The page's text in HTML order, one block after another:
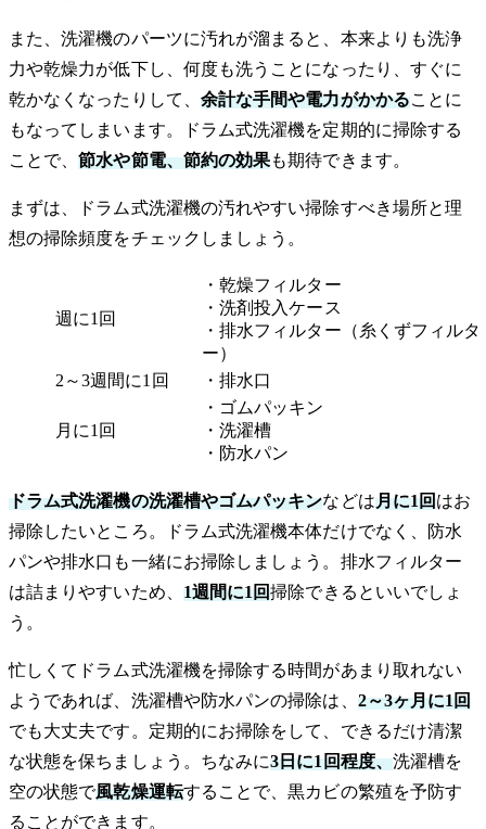
また、洗濯機のパーツに汚れが溜まると、本来よりも洗浄
力や乾燥力が低下し、何度も洗うことになったり、すぐに
乾かなくなったりして、 余計な手間や電力がかかることに
もなってしまいます。ドラム式洗濯機を定期的に掃除する
ことで、節水や節電、節約の効果も期待できます。
まずは、ドラム式洗濯機の汚れやすい掃除すべき場所と理
想の掃除頻度をチェックしましょう。
週に1回
・乾燥フィルター
・洗剤投入ケース
・排水フィルター（糸くずフィルタ
ー）
2～3週間に1回
・排水口
月に1回
・ゴムパッキン
・洗濯槽
・防水パン
ドラム式洗濯機の洗濯槽やゴムパッキンなどは月に1回はお
掃除したいところ。ドラム式洗濯機本体だけでなく、防水
パンや排水口も一緒にお掃除しましょう。排水フィルター
は詰まりやすいため、 1週間に1回掃除できるといいでしょ
う。
忙しくてドラム式洗濯機を掃除する時間があまり取れない
ようであれば、洗濯槽や防水パンの掃除は、 2～3ヶ月に1回
でも大丈夫です。定期的にお掃除をして、できるだけ清潔
な状態を保ちましょう。ちなみに3日に1回程度、洗濯槽を
空の状態で風乾燥運転することで、黒カビの繁殖を予防す
ることができます。